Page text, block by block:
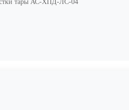
тары АС-ХПД-ЛС-04